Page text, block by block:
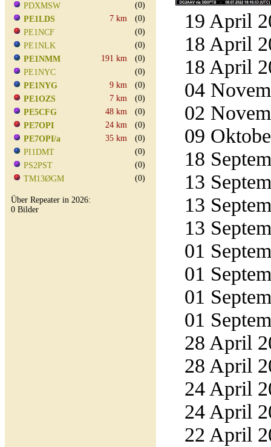
PDXMSW
(0)
PE1LDS
7 km
(0)
PE1NCF
(0)
PE1NLK
(0)
PE1NMM
191 km
(0)
PE1NYC
(0)
PE1NYG
9 km
(0)
PE1OZS
7 km
(0)
PE5CFG
48 km
(0)
PE7OPI
24 km
(0)
PE7OPI/a
35 km
(0)
PI1DMT
(0)
PS2PST
(0)
TM13ØGM
(0)
Über Repeater in 2026:
0 Bilder
19 April
18 April
18 April
04
02
09
18
13
13
13
01
01
01
01
28 April
28 April
24 April
24 April
22 April